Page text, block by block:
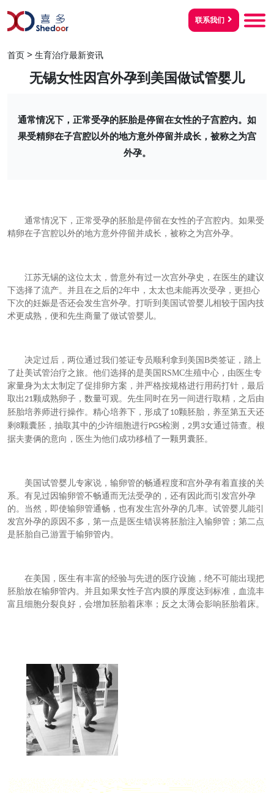
联系我们
首页 > 生育治疗最新资讯
无锡女性因宫外孕到美国做试管婴儿
通常情况下，正常受孕的胚胎是停留在女性的子宫腔内。如
果受精卵在子宫腔以外的地方意外停留并成长，被称之为宫
外孕。
通常情况下，正常受孕的胚胎是停留在女性的子宫腔内。如果受
精卵在子宫腔以外的地方意外停留并成长，被称之为宫外孕。
江苏无锡的这位太太，曾意外有过一次宫外孕史，在医生的建议
下选择了流产。并且在之后的2年中，太太也未能再次受孕，更担心
下次的妊娠是否还会发生宫外孕。打听到美国试管婴儿相较于国内技
术更成熟，便和先生商量了做试管婴儿。
决定过后，两位通过我们签证专员顺利拿到美国 B类签证，踏上
了赴美试管治疗之旅。他们选择的是美国 RSMC生殖中心，由医生专
家量身为太太制定了促排卵方案，并严格按规格进行用药打针，最后
取出21颗成熟卵子，数量可观。先生同时在另一间进行取精，之后由
胚胎培养师进行操作。精心培养下，形成了 10颗胚胎，养至第五天还
剩 8颗囊胚，抽取其中的少许细胞进行PGS检测， 2男 3女通过筛查。根
据夫妻俩的意向，医生为他们成功移植了一颗男囊胚。
美国试管婴儿专家说，输卵管的畅通程度和宫外孕有着直接的关
系。有见过因输卵管不畅通而无法受孕的，还有因此而引发宫外孕
的。当然，即使输卵管通畅，也有发生宫外孕的几率。试管婴儿能引
发宫外孕的原因不多，第一点是医生错误将胚胎注入输卵管；第二点
是胚胎自己游置于输卵管内。
在美国，医生有丰富的经验与先进的医疗设施，绝不可能出现把
胚胎放在输卵管内。并且如果女性子宫内膜的厚度达到标准，血流丰
富且细胞分裂良好，会增加胚胎着床率；反之太薄会影响胚胎着床。